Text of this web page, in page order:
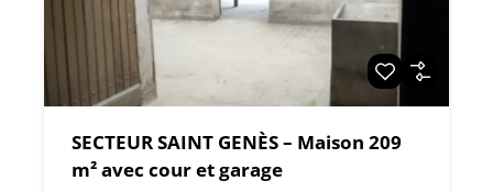
SECTEUR SAINT GENÈS – Maison 209
m² avec cour et garage